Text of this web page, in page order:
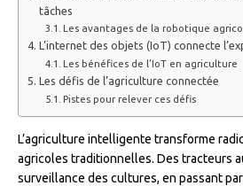
tâches
Les avantages de la robotique
L’internet des objets (IoT) connecte
Les bénéfices de l’IoT en agriculture
Les défis de l’agriculture connectée
Pistes pour relever ces défis
L’agriculture intelligente transforme
agricoles traditionnelles. Des tracteurs
surveillance des cultures, en passant